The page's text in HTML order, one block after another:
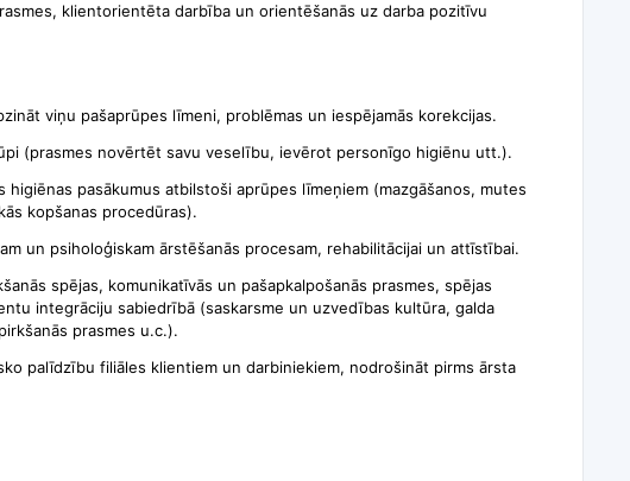
klientorientēta darbība un orientēšanās uz darba pozitīvu
viņu pašaprūpes līmeni, problēmas un iespējamās korekcijas.
(prasmes novērtēt savu veselību, ievērot personīgo higiēnu utt.).
pasākumus atbilstoši aprūpes līmeņiem (mazgāšanos, mutes
kopšanas procedūras).
un psiholoģiskam ārstēšanās procesam, rehabilitācijai un attīstībai.
spējas, komunikatīvās un pašapkalpošanās prasmes, spējas
integrāciju sabiedrībā (saskarsme un uzvedības kultūra, galda
prasmes u.c.).
palīdzību filiāles klientiem un darbiniekiem, nodrošināt pirms ārsta